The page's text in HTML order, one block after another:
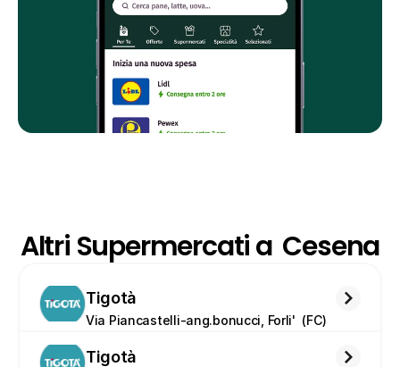
Altri Supermercati a  Cesena
Tigotà
Via Piancastelli-ang.bonucci, Forli'  (FC)
Tigotà